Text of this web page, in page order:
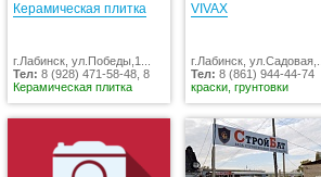
Керамическая плитка
г.Лабинск, ул.Победы,1...
Тел: 8 (928) 471-58-48, 8
Керамическая плитка
VIVAX
г.Лабинск, ул.Садовая,...
Тел: 8 (861) 944-44-74
краски, грунтовки